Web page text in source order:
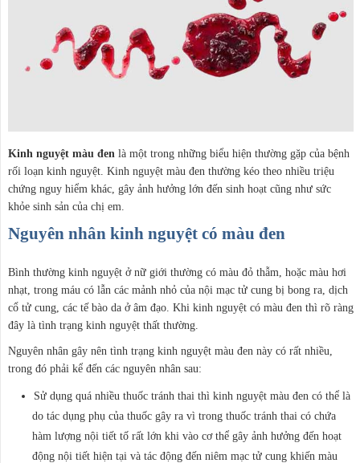
Kinh nguyệt màu đen là một trong những biểu hiện thường gặp của bệnh
rối loạn kinh nguyệt. Kinh nguyệt màu đen thường kéo theo nhiều triệu
chứng nguy hiểm khác, gây ảnh hưởng lớn đến sinh hoạt cũng như sức
khỏe sinh sản của chị em.
Nguyên nhân kinh nguyệt có màu đen
Bình thường kinh nguyệt ở nữ giới thường có màu đỏ thẫm, hoặc màu hơi
nhạt, trong máu có lẫn các mảnh nhỏ của nội mạc tử cung bị bong ra, dịch
cổ tử cung, các tế bào da ở âm đạo. Khi kinh nguyệt có màu đen thì rõ ràng
đây là tình trạng kinh nguyệt thất thường.
Nguyên nhân gây nên tình trạng kinh nguyệt màu đen này có rất nhiều,
trong đó phải kể đến các nguyên nhân sau:
Sử dụng quá nhiều thuốc tránh thai thì kinh nguyệt màu đen có thể là
do tác dụng phụ của thuốc gây ra vì trong thuốc tránh thai có chứa
hàm lượng nội tiết tố rất lớn khi vào cơ thể gây ảnh hưởng đến hoạt
động nội tiết hiện tại và tác động đến niêm mạc tử cung khiến màu